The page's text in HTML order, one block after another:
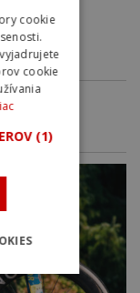
cookie
cookie
(1)